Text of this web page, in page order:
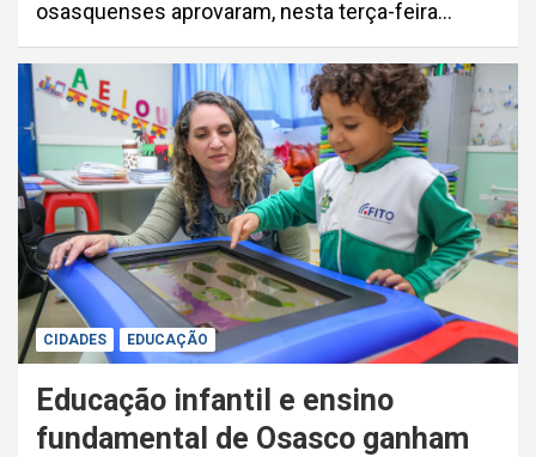
osasquenses aprovaram, nesta terça-feira…
CIDADES EDUCAÇÃO
Educação infantil e ensino
fundamental de Osasco ganham